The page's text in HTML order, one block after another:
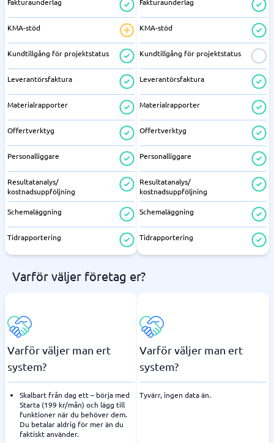
KMA-stöd
Kundtillgång för projektstatus
Leverantörsfaktura
Materialrapporter
Offertverktyg
Personalliggare
Resultatanalys/
kostnadsuppföljning
Schemaläggning
Tidrapportering
KMA-stöd
Kundtillgång för projektstatus
Leverantörsfaktura
Materialrapporter
Offertverktyg
Personalliggare
Resultatanalys/
kostnadsuppföljning
Schemaläggning
Tidrapportering
Varför väljer företag er?
Varför väljer man ert
system?
Skalbart från dag ett – börja med
Starta (199 kr/mån) och lägg till
funktioner när du behöver dem.
Du betalar aldrig för mer än du
faktiskt använder.
Varför väljer man ert
system?
Tyvärr, ingen data än.